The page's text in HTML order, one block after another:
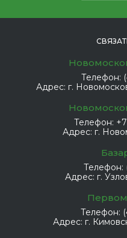
Телефон:
Адрес: г.
Телефон:
Адрес: г.
Телефон:
Адрес: г.
Телефон:
Адрес: г.